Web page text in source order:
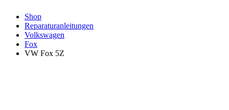
Shop
Reparaturanleitungen
Volkswagen
Fox
VW Fox 5Z